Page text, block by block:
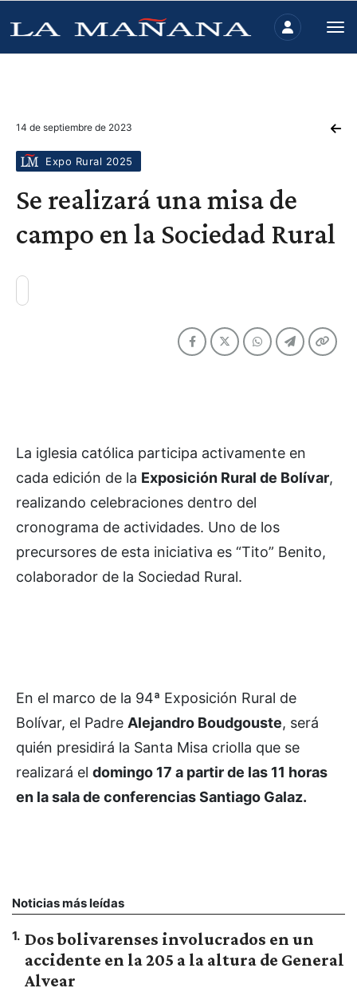
14 de septiembre de 2023
Expo Rural 2025
Se realizará una misa de
campo en la Sociedad Rural
La iglesia católica participa activamente en
cada edición de la Exposición Rural de Bolívar,
realizando celebraciones dentro del
cronograma de actividades. Uno de los
precursores de esta iniciativa es “Tito” Benito,
colaborador de la Sociedad Rural.
En el marco de la 94ª Exposición Rural de
Bolívar, el Padre Alejandro Boudgouste, será
quién presidirá la Santa Misa criolla que se
realizará el domingo 17 a partir de las 11 horas
en la sala de conferencias Santiago Galaz.
Noticias más leídas
1. Dos bolivarenses involucrados en un
accidente en la 205 a la altura de General
Alvear